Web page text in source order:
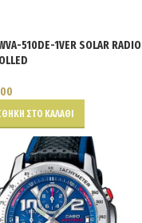
510DE-1VER SOLAR RADIO
ΣΤΟ ΚΑΛΆΘΙ